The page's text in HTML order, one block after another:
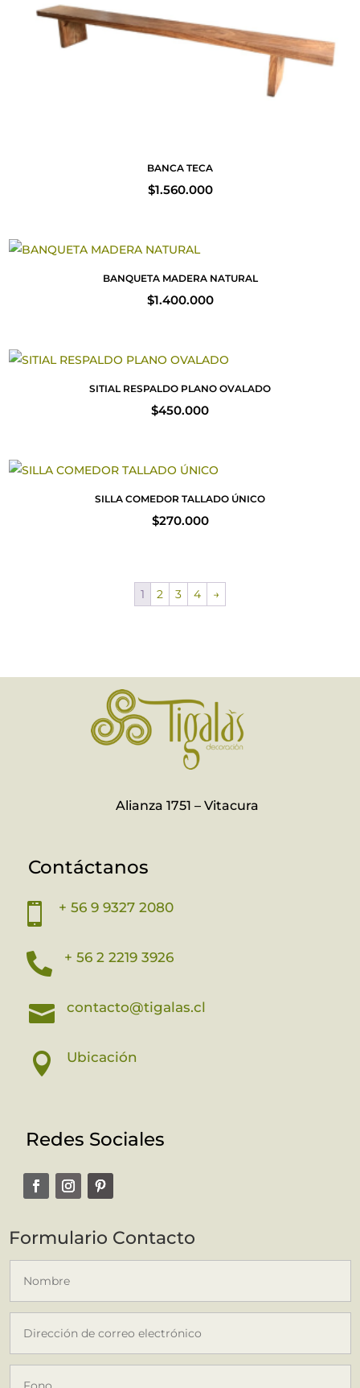
BANCA TECA
$1.560.000
BANQUETA MADERA NATURAL
$1.400.000
SITIAL RESPALDO PLANO OVALADO
$450.000
SILLA COMEDOR TALLADO ÚNICO
$270.000
1 2 3 4 →
Alianza 1751 – Vitacura
Contáctanos
 + 56 9 9327 2080
 + 56 2 2219 3926
 contacto@tigalas.cl
 Ubicación
Redes Sociales
Formulario Contacto